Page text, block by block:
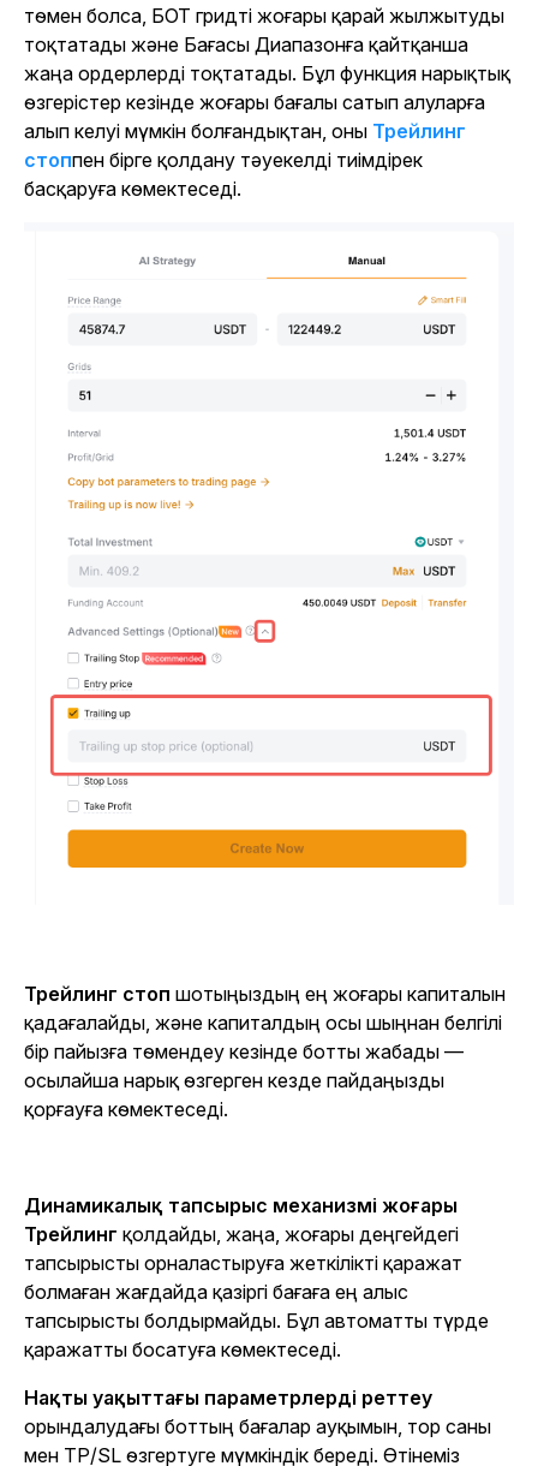
төмен болса, БОТ гридті жоғары қарай жылжытуды
тоқтатады және Бағасы Диапазонға қайтқанша
жаңа ордерлерді тоқтатады. Бұл функция нарықтық
өзгерістер кезінде жоғары бағалы сатып алуларға
алып келуі мүмкін болғандықтан, оны Трейлинг
стоппен бірге қолдану тәуекелді тиімдірек
басқаруға көмектеседі.
Трейлинг стоп шотыңыздың ең жоғары капиталын
қадағалайды, және капиталдың осы шыңнан белгілі
бір пайызға төмендеу кезінде ботты жабады —
осылайша нарық өзгерген кезде пайдаңызды
қорғауға көмектеседі.
Динамикалық тапсырыс механизмі жоғары
Трейлинг қолдайды, жаңа, жоғары деңгейдегі
тапсырысты орналастыруға жеткілікті қаражат
болмаған жағдайда қазіргі бағаға ең алыс
тапсырысты болдырмайды. Бұл автоматты түрде
қаражатты босатуға көмектеседі.
Нақты уақыттағы параметрлерді реттеу
орындалудағы боттың бағалар ауқымын, тор саны
мен TP/SL өзгертуге мүмкіндік береді. Өтінеміз